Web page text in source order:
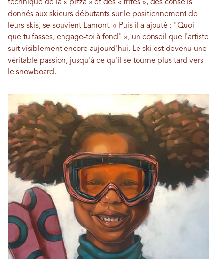
technique de la « pizza » et des « frites », des conseils
donnés aux skieurs débutants sur le positionnement de
leurs skis, se souvient Lamont. « Puis il a ajouté : "Quoi
que tu fasses, engage-toi à fond" », un conseil que l'artiste
suit visiblement encore aujourd'hui. Le ski est devenu une
véritable passion, jusqu'à ce qu'il se tourne plus tard vers
le snowboard.